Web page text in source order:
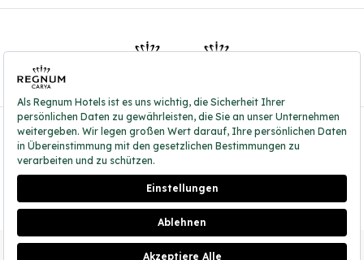
2026 ® Regnum Hotels. Alle Rechte vorbehalten.
Cookie RichtlinieHauptseite Dienste der Informationsgesellschaft